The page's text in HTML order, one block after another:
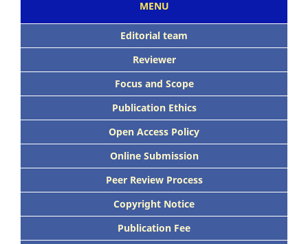
MENU
Editorial team
Reviewer
Focus and Scope
Publication Ethics
Open Access Policy
Online Submission
Peer Review Process
Copyright Notice
Publication Fee